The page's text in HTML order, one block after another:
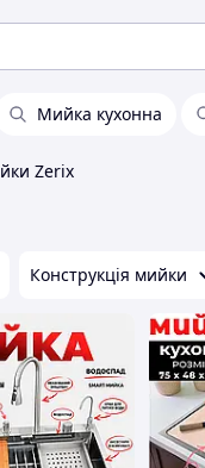
Мийка кухонна
Zerix
Конструкція мийки